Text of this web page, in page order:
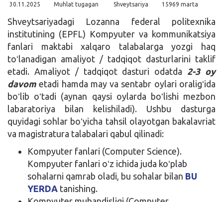
30.11.2025
Muhlat tugagan
Shveytsariya
15969 marta
Shveytsariyadagi Lozanna federal politexnika
institutining (EPFL) Kompyuter va kommunikatsiya
fanlari maktabi xalqaro talabalarga yozgi haq
toʻlanadigan amaliyot / tadqiqot dasturlarini taklif
etadi. Amaliyot / tadqiqot dasturi odatda 2-3 oy
davom etadi hamda may va sentabr oylari oraligʻida
boʻlib oʻtadi (aynan qaysi oylarda boʻlishi mezbon
labaratoriya bilan kelishiladi). Ushbu dasturga
quyidagi sohlar boʻyicha tahsil olayotgan bakalavriat
va magistratura talabalari qabul qilinadi:
Kompyuter fanlari (Computer Science).
Kompyuter fanlari oʻz ichida juda koʻplab
sohalarni qamrab oladi, bu sohalar bilan BU
YERDA tanishing.